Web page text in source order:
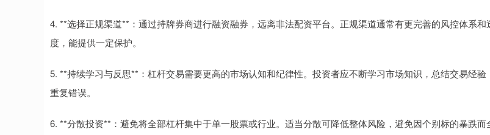
4. **选择正规渠道**：通过持牌券商进行融资融券，远离非法配资平台。正规渠道通常有更完善的风控体系和
度，能提供一定保护。
5. **持续学习与反思**：杠杆交易需要更高的市场认知和纪律性。投资者应不断学习市场知识，总结交易经验
重复错误。
6. **分散投资**：避免将全部杠杆集中于单一股票或行业。适当分散可降低整体风险，避免因个别标的暴跌而